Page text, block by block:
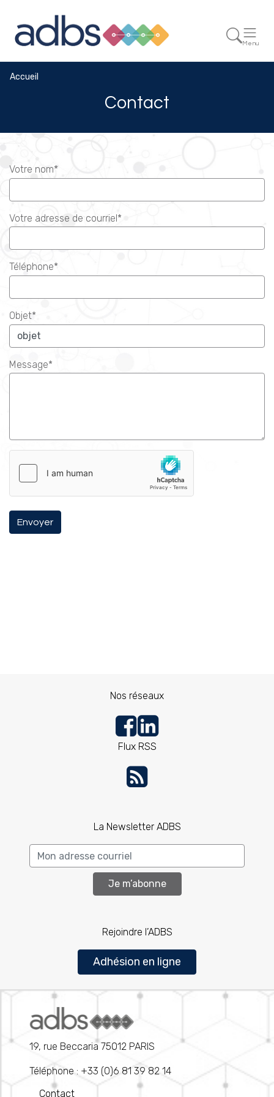
Menu
Accueil
Contact
Votre nom*
Votre adresse de courriel*
Téléphone*
Objet*
Message*
Envoyer
Nos réseaux
Flux RSS
La Newsletter ADBS
Je m’abonne
Rejoindre l’ADBS
Adhésion en ligne
19, rue Beccaria 75012 PARIS
Téléphone : +33 (0)6 81 39 82 14
Contact